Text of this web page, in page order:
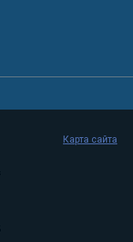
Карта сайта